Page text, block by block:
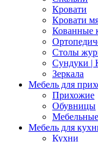
Кровати
Кровати
Кованные
Столы
Сундуки |
Зеркала
Мебель для
Прихожие
Обувницы
Мебель для
Кухни